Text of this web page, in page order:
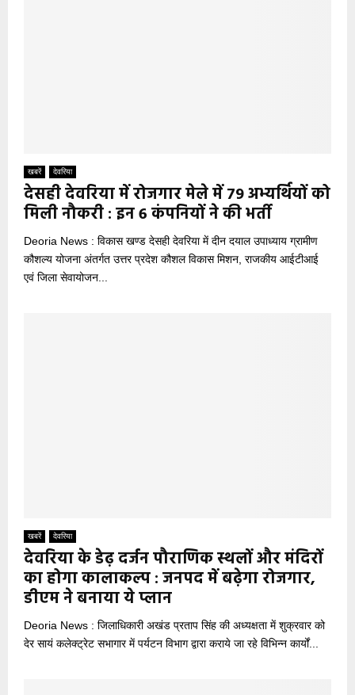
खबरें देवरिया
देसही देवरिया में रोजगार मेले में 79 अभ्यर्थियों को
मिली नौकरी : इन 6 कंपनियों ने की भर्ती
Deoria News : विकास खण्ड देसही देवरिया में दीन दयाल उपाध्याय ग्रामीण
कौशल्य योजना अंतर्गत उत्तर प्रदेश कौशल विकास मिशन, राजकीय आईटीआई
एवं जिला सेवायोजन...
खबरें देवरिया
देवरिया के डेढ़ दर्जन पौराणिक स्थलों और मंदिरों
का होगा कालाकल्प : जनपद में बढ़ेगा रोजगार,
डीएम ने बनाया ये प्लान
Deoria News : जिलाधिकारी अखंड प्रताप सिंह की अध्यक्षता में शुक्रवार को
देर सायं कलेक्ट्रेट सभागार में पर्यटन विभाग द्वारा कराये जा रहे विभिन्न कार्यों...